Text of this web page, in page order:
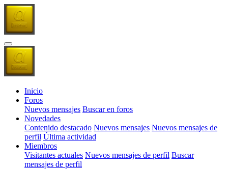
Inicio
Foros
Nuevos mensajes Buscar en foros
Novedades
Contenido destacado Nuevos mensajes Nuevos mensajes de
perfil Última actividad
Miembros
Visitantes actuales Nuevos mensajes de perfil Buscar
mensajes de perfil